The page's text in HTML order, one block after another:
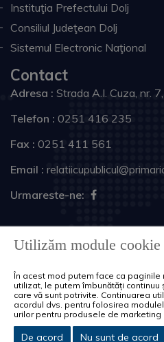
Instituţia Prefectului Dolj
Consiliul Judeţean Dolj
Sistemul Electronic Naţional
Contact
Adresa : Strada A.I. Cuza, nr.
Telefon : 0251 416 235
Fax : 0251 411 561
Email :
Urmareste-ne:
drepturile
Harta site
Utilizăm module cookie
În acest mod putem face ca
utilizat, le putem îmbunătăți
care vă sunt potrivite. Continuarea
acordul dvs. pentru folosirea
urilor pentru produsele de marketing
De acord Nu sunt de acord